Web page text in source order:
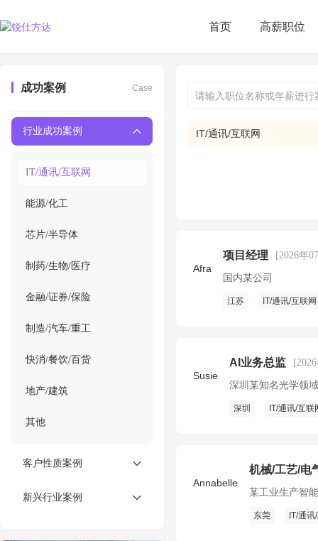
首页 高薪职位
成功案例 Case
行业成功案例
IT/通讯/互联网
能源/化工
芯片/半导体
制药/生物/医疗
金融/证券/保险
制造/汽车/重工
快消/餐饮/百货
地产/建筑
其他
客户性质案例
新兴行业案例
IT/通讯/互联网
Afra
项目经理 [2026年
国内某公司
江苏 IT/通讯/互联网
Susie
AI业务总监
深圳某知名光学领
深圳 IT/通讯/互联
Annabelle
机械/工艺/电
某工业生产智
东莞 IT/通